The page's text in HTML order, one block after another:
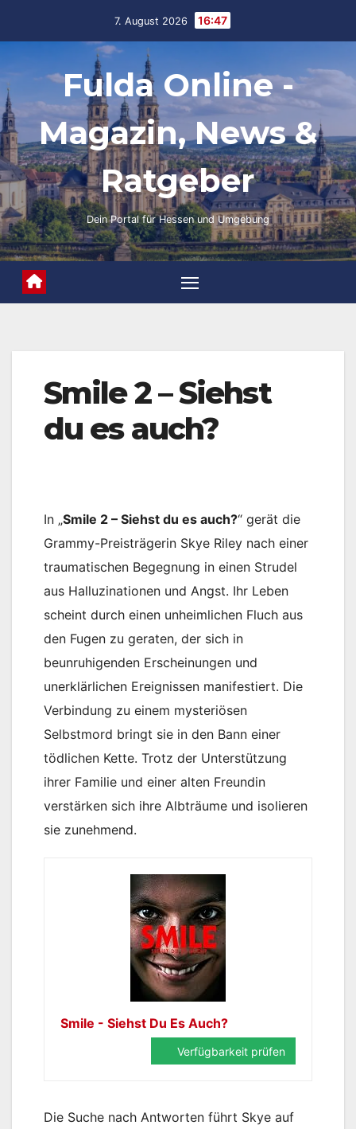
7. August 2026 16:47
Fulda Online -
Magazin, News &
Ratgeber
Dein Portal für Hessen und Umgebung
Smile 2 – Siehst
du es auch?
In „Smile 2 – Siehst du es auch?“ gerät die
Grammy-Preisträgerin Skye Riley nach einer
traumatischen Begegnung in einen Strudel
aus Halluzinationen und Angst. Ihr Leben
scheint durch einen unheimlichen Fluch aus
den Fugen zu geraten, der sich in
beunruhigenden Erscheinungen und
unerklärlichen Ereignissen manifestiert. Die
Verbindung zu einem mysteriösen
Selbstmord bringt sie in den Bann einer
tödlichen Kette. Trotz der Unterstützung
ihrer Familie und einer alten Freundin
verstärken sich ihre Albträume und isolieren
sie zunehmend.
Smile - Siehst Du Es Auch?
Verfügbarkeit prüfen
Die Suche nach Antworten führt Skye auf